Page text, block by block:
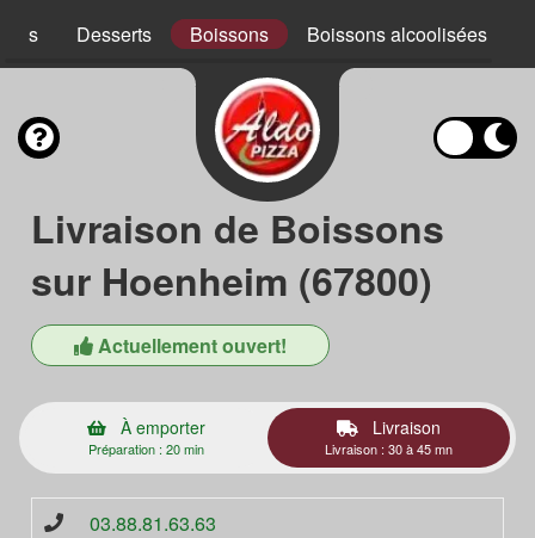
Desserts Boissons Boissons alcoolisées
Livraison de Boissons
sur Hoenheim (67800)
Actuellement ouvert!
À emporter
Préparation : 20 min
Livraison
Livraison : 30 à 45 mn
03.88.81.63.63